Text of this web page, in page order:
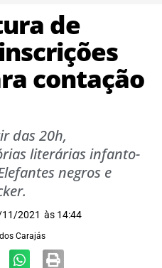
de
contação
das 20h,
literárias infanto-
negros e
2021 às 14:44
Carajás